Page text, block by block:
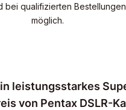
bei qualifizierten Bestellungen
möglich.
leistungsstarkes
von Pentax DSLR-